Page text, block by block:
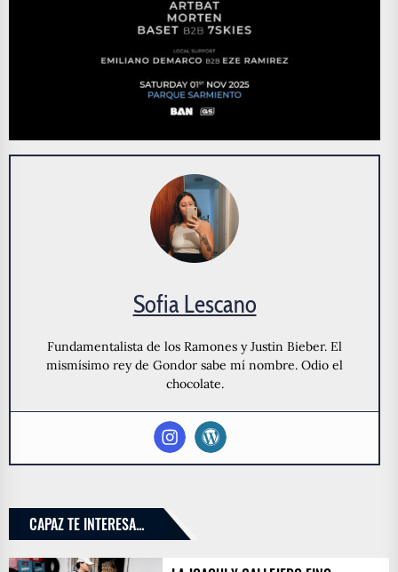
Sofia Lescano
Fundamentalista de los Ramones y Justin Bieber. El
mismísimo rey de Gondor sabe mí nombre. Odio el
chocolate.
CAPAZ TE INTERESA...